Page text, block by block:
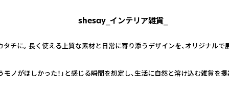
shesay‗インテリア雑貨‗
チに。 長く使える上質な素材と日常に寄り添うデザインを、オリジナルで
モノがほしかった！」と感じる瞬間を想定し、生活に自然と溶け込む雑貨を